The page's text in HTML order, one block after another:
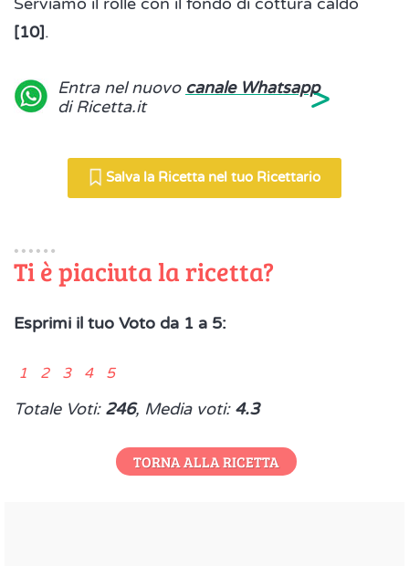
Serviamo il rollé con il fondo di cottura caldo
[10].
Entra nel nuovo canale Whatsapp
di Ricetta.it
>
Salva la Ricetta nel tuo Ricettario
Ti è piaciuta la ricetta?
Esprimi il tuo Voto da 1 a 5:
1 2 3 4 5
Totale Voti: 246, Media voti: 4.3
TORNA ALLA RICETTA